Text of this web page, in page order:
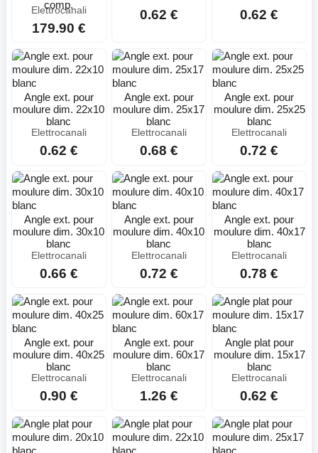
comp.
Elettrocanali
179.90 €
0.62 € 0.62 €
Angle ext. pour
moulure dim. 22x10
blanc
Elettrocanali
0.62 €
Angle ext. pour
moulure dim. 25x17
blanc
Elettrocanali
0.68 €
Angle ext. pour
moulure dim. 25x25
blanc
Elettrocanali
0.72 €
Angle ext. pour
moulure dim. 30x10
blanc
Elettrocanali
0.66 €
Angle ext. pour
moulure dim. 40x10
blanc
Elettrocanali
0.72 €
Angle ext. pour
moulure dim. 40x17
blanc
Elettrocanali
0.78 €
Angle ext. pour
moulure dim. 40x25
blanc
Elettrocanali
0.90 €
Angle ext. pour
moulure dim. 60x17
blanc
Elettrocanali
1.26 €
Angle plat pour
moulure dim. 15x17
blanc
Elettrocanali
0.62 €